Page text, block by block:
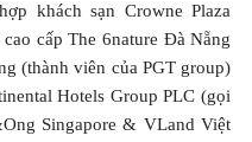
khách sạn Crowne Plaza
cấp The 6nature Đà Nẵng
(thành viên của PGT group)
Hotels Group PLC (gọi
Singapore & VLand Việt